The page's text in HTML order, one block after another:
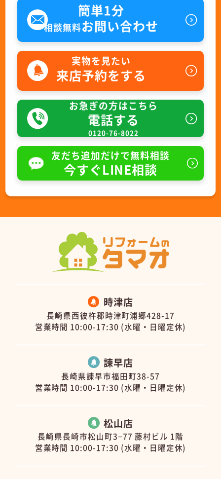
簡単1分
相談無料お問い合わせ
実物を見たい
来店予約をする
お急ぎの方はこちら
電話する
0120-76-8022
友だち追加だけで無料相談
今すぐLINE相談
時津店
長崎県西彼杵郡時津町浦郷428-17
営業時間 10:00-17:30 (水曜・日曜定休)
諫早店
長崎県諫早市福田町38-57
営業時間 10:00-17:30 (水曜・日曜定休)
松山店
長崎県長崎市松山町3−77 藤村ビル 1階
営業時間 10:00-17:30 (水曜・日曜定休)